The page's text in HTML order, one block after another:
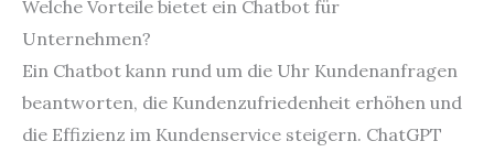
Welche Vorteile bietet ein Chatbot für
Unternehmen?
Ein Chatbot kann rund um die Uhr Kundenanfragen
beantworten, die Kundenzufriedenheit erhöhen und
die Effizienz im Kundenservice steigern. ChatGPT